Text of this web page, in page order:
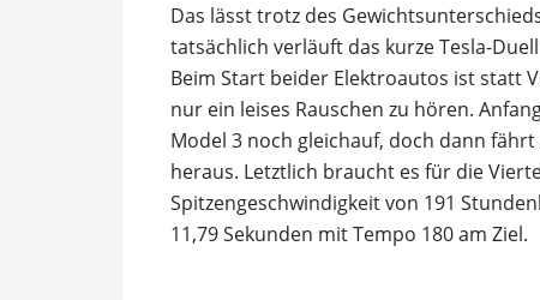
Das lässt trotz des
tatsächlich verläuft das kurze Tesla-
Beim Start beider Elektroautos ist statt
nur ein leises Rauschen zu hören.
Model 3 noch gleichauf, doch dann
heraus. Letztlich braucht es für die
Spitzengeschwindigkeit von 191
11,79 Sekunden mit Tempo 180 am Ziel.